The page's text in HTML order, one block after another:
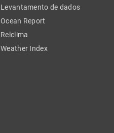
Levantamento de dados
Ocean Report
Relclima
Weather Index